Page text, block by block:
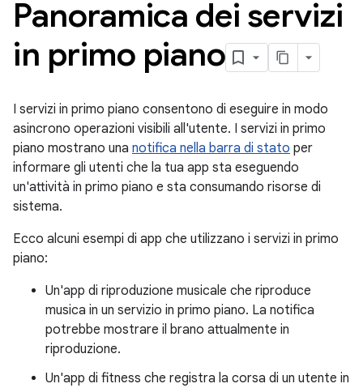
Panoramica dei servizi
in primo piano
I servizi in primo piano consentono di eseguire in modo
asincrono operazioni visibili all'utente. I servizi in primo
piano mostrano una notifica nella barra di stato per
informare gli utenti che la tua app sta eseguendo
un'attività in primo piano e sta consumando risorse di
sistema.
Ecco alcuni esempi di app che utilizzano i servizi in primo
piano:
Un'app di riproduzione musicale che riproduce
musica in un servizio in primo piano. La notifica
potrebbe mostrare il brano attualmente in
riproduzione.
Un'app di fitness che registra la corsa di un utente in